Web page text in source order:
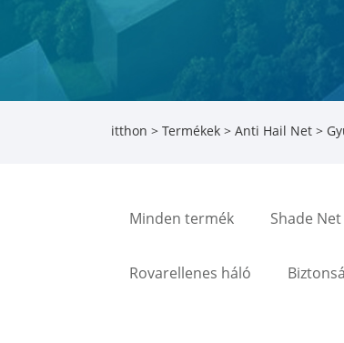
itthon > Termékek > Anti Hail Net >
Minden termék Shade Net
Rovarellenes háló